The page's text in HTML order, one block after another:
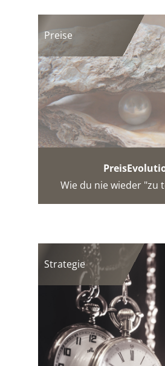
Preise
Wie du nie wieder "zu
Strategie